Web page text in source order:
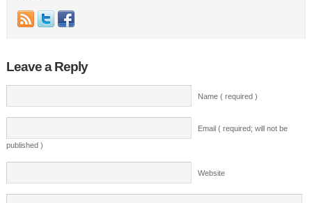
Leave a Reply
Name ( required )
Email ( required; will not be
published )
Website